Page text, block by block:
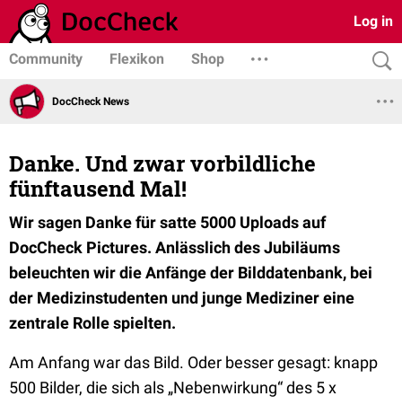
Log in
Community Flexikon Shop
DocCheck News
Danke. Und zwar vorbildliche
fünftausend Mal!
Wir sagen Danke für satte 5000 Uploads auf
DocCheck Pictures. Anlässlich des Jubiläums
beleuchten wir die Anfänge der Bilddatenbank, bei
der Medizinstudenten und junge Mediziner eine
zentrale Rolle spielten.
Am Anfang war das Bild. Oder besser gesagt: knapp
500 Bilder, die sich als „Nebenwirkung“ des 5 x